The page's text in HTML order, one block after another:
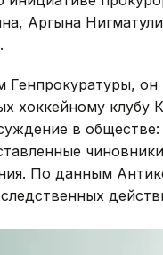
Аргына
Генпрокуратуры,
хоккейному клубу
в
По данным